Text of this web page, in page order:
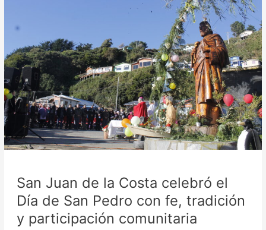
San Juan de la Costa celebró el
Día de San Pedro con fe, tradición
y participación comunitaria
celebró
el
Día
de
San
Pedro
con
fe,
participación
comunitaria